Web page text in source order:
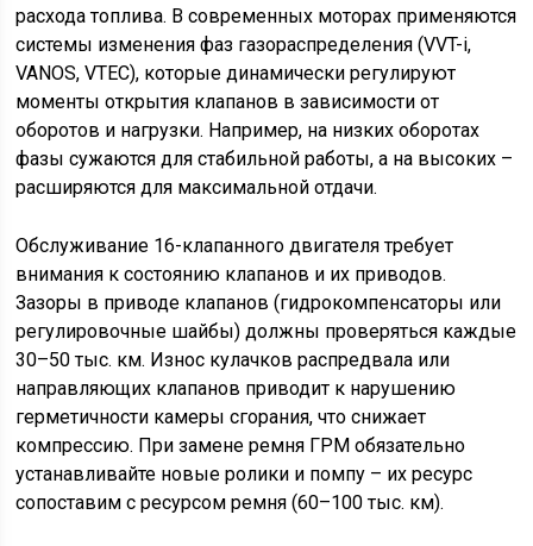
расхода топлива. В современных моторах применяются
системы изменения фаз газораспределения (VVT-i,
VANOS, VTEC), которые динамически регулируют
моменты открытия клапанов в зависимости от
оборотов и нагрузки. Например, на низких оборотах
фазы сужаются для стабильной работы, а на высоких –
расширяются для максимальной отдачи.
Обслуживание 16-клапанного двигателя требует
внимания к состоянию клапанов и их приводов.
Зазоры в приводе клапанов (гидрокомпенсаторы или
регулировочные шайбы) должны проверяться каждые
30–50 тыс. км. Износ кулачков распредвала или
направляющих клапанов приводит к нарушению
герметичности камеры сгорания, что снижает
компрессию. При замене ремня ГРМ обязательно
устанавливайте новые ролики и помпу – их ресурс
сопоставим с ресурсом ремня (60–100 тыс. км).